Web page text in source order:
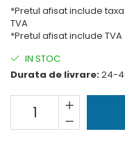
Termostate
Filtre
Racorduri antivibrante
Valve termostatice de
Vizoare de lichid
Robineti
*Pretul afisat include
TVA
*Pretul afisat include TVA
IN STOC
Durata de livrare:24-